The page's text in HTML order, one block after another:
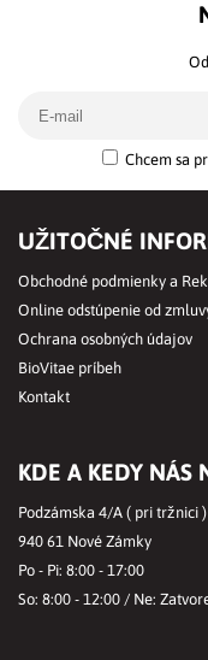
Chcem sa
UŽITOČNÉ
Obchodné podmienky a
Online odstúpenie od
Ochrana osobných údajov
BioVitae príbeh
Kontakt
KDE A KEDY NÁS
Podzámska 4/A ( pri tržnici )
940 61 Nové Zámky
Po - Pi: 8:00 - 17:00
So: 8:00 - 12:00 / Ne: